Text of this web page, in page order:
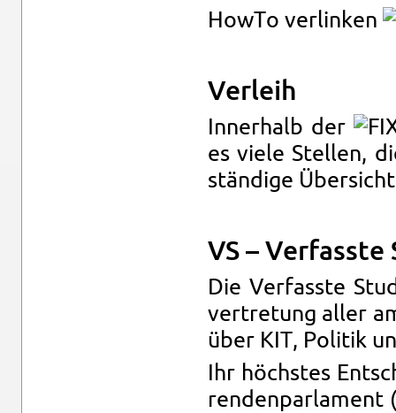
HowTo ver­lin­ken
Ver­leih
In­ner­halb der
es viele Stel­len,
stän­di­ge
VS –
Die Ver­fass­te
ver­tre­tung aller
über KIT, Po­li­tik
Ihr höchs­tes
ren­den­par­la­ment